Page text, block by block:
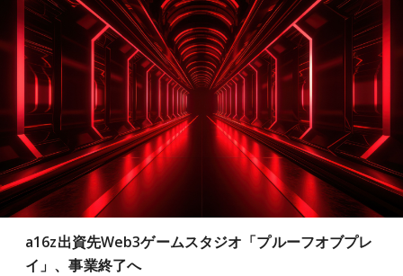
a16z出資先Web3ゲームスタジオ「プルーフオブプレ
イ」、事業終了へ